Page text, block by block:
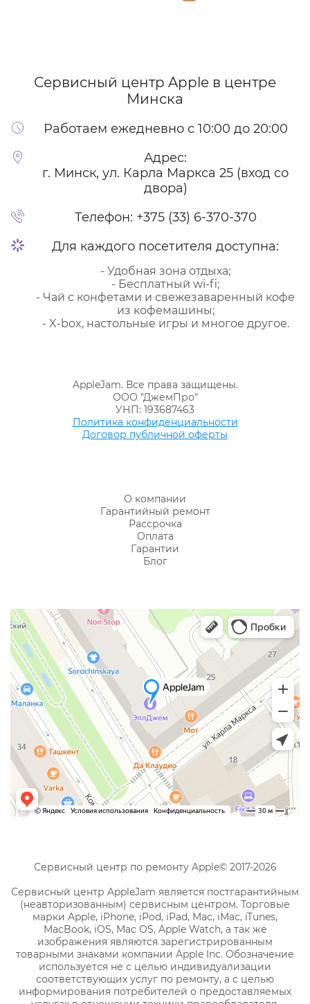
Сервисный центр Apple в центре
Минска
Работаем ежедневно с 10:00 до 20:00
Адрес:
г. Минск, ул. Карла Маркса 25 (вход со
двора)
Телефон: +375 (33) 6-370-370
Для каждого посетителя доступна:
- Удобная зона отдыха;
- Бесплатный wi-fi;
- Чай с конфетами и свежезаваренный кофе
из кофемашины;
- X-box, настольные игры и многое другое.
AppleJam. Все права защищены.
ООО "ДжемПро"
УНП: 193687463
Политика конфиденциальности
Договор публичной оферты
О компании
Гарантийный ремонт
Рассрочка
Оплата
Гарантии
Блог
Сервисный центр по ремонту Apple© 2017-2026
Сервисный центр AppleJam является постгарантийным
(неавторизованным) сервисным центром. Торговые
марки Apple, iPhone, iPod, iPad, Mac, iMac, iTunes,
MacBook, iOS, Mac OS, Apple Watch, а так же
изображения являются зарегистрированным
товарными знаками компании Apple Inc. Обозначение
используется не с целью индивидуализации
соответствующих услуг по ремонту, а с целью
информирования потребителей о предоставляемых